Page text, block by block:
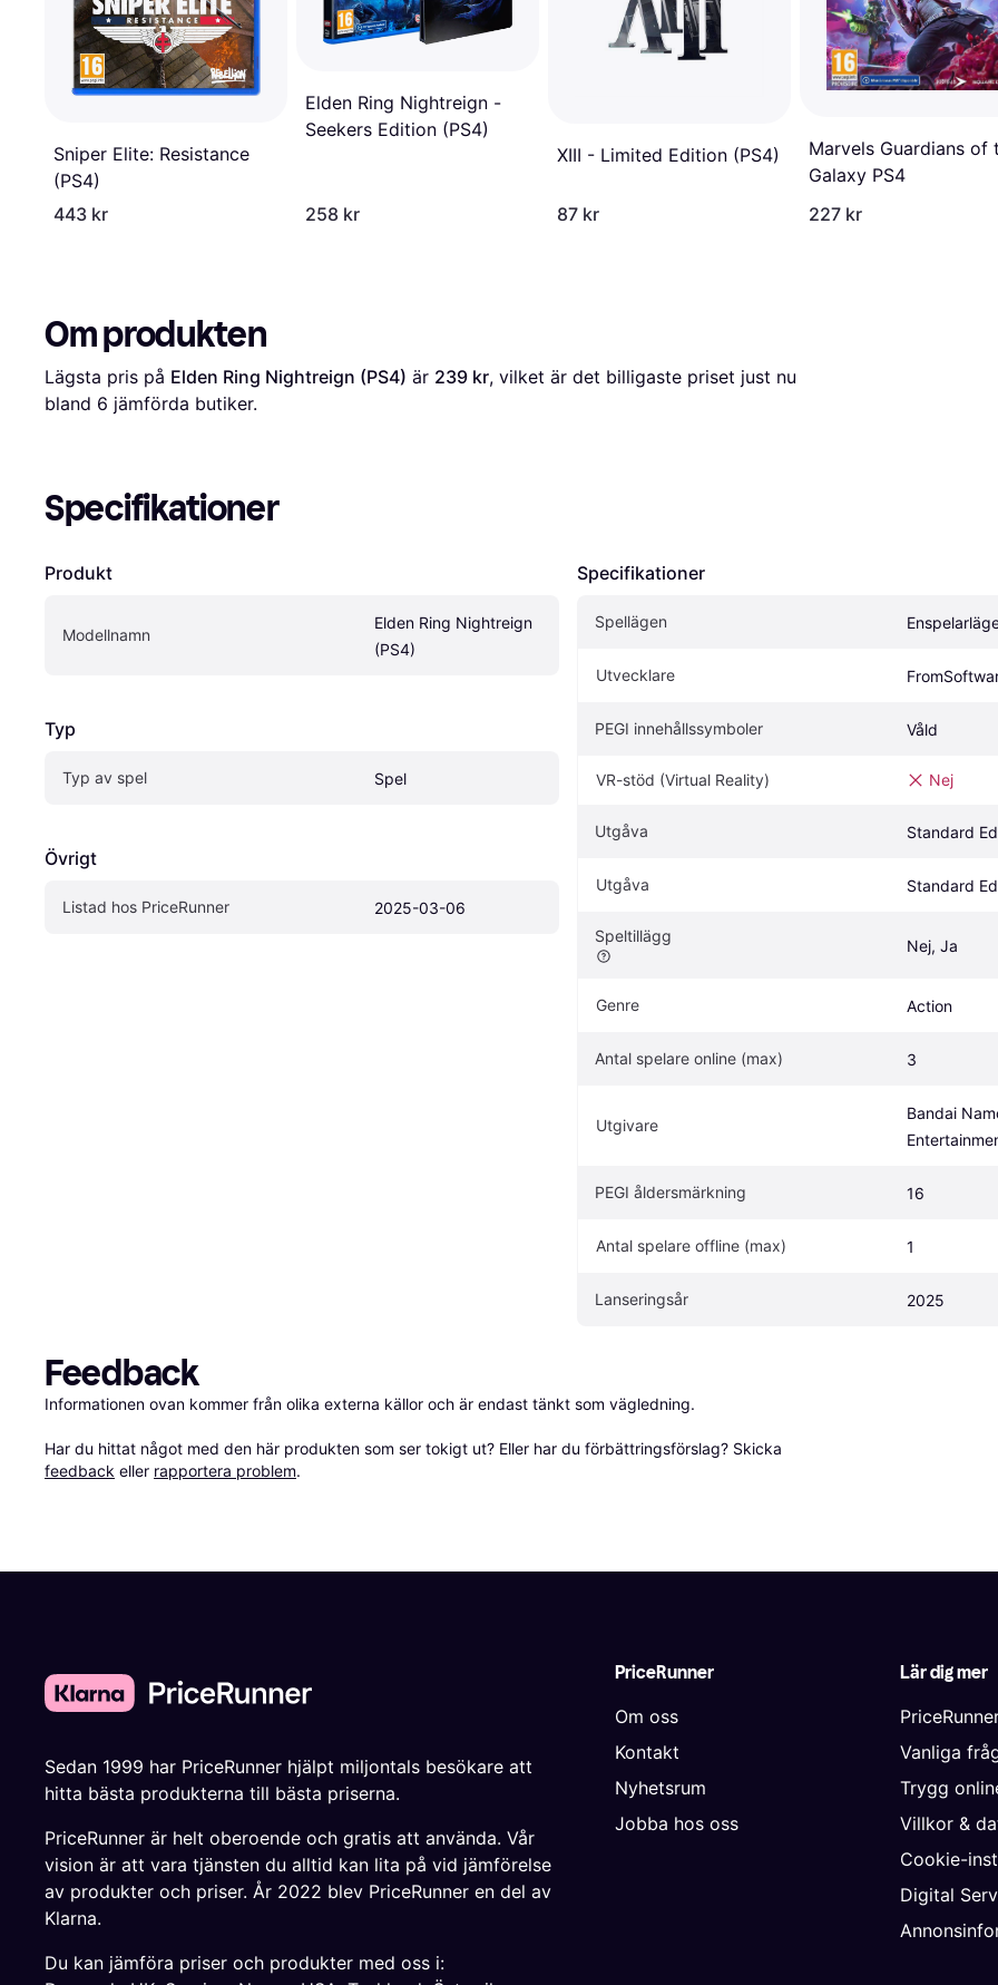
Sniper Elite: Resistance
(PS4)
443 kr
Elden Ring Nightreign -
Seekers Edition (PS4)
258 kr
XIII - Limited Edition (PS4)
87 kr
Marvels Guardians of
Galaxy PS4
227 kr
Om produkten
Lägsta pris på Elden Ring Nightreign (PS4) är 239 kr, vilket är det billigaste priset just nu
bland 6 jämförda butiker.
Specifikationer
Produkt
Modellnamn
Elden Ring Nightreign
(PS4)
Typ
Typ av spel Spel
Övrigt
Listad hos PriceRunner 2025-03-06
Specifikationer
Spellägen
Utvecklare
PEGI innehållssymboler Våld
VR-stöd (Virtual Reality) Nej
Utgåva Standard
Utgåva Standard
Speltillägg
Nej, Ja
Genre Action
Antal spelare online (max) 3
Utgivare
Bandai
PEGI åldersmärkning 16
Antal spelare offline (max) 1
Lanseringsår 2025
Feedback
Informationen ovan kommer från olika externa källor och är endast tänkt som vägledning.
Har du hittat något med den här produkten som ser tokigt ut? Eller har du förbättringsförslag? Skicka
feedback eller rapportera problem.
PriceRunner
Om oss
Kontakt
Nyhetsrum
Jobba hos oss
Lär dig mer
Vanliga
Trygg
Villkor &
Cookie-
Digital
Sedan 1999 har PriceRunner hjälpt miljontals besökare att
hitta bästa produkterna till bästa priserna.
PriceRunner är helt oberoende och gratis att använda. Vår
vision är att vara tjänsten du alltid kan lita på vid jämförelse
av produkter och priser. År 2022 blev PriceRunner en del av
Klarna.
Du kan jämföra priser och produkter med oss i: